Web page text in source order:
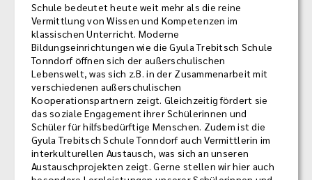
Schule bedeutet heute weit mehr als die reine
Vermittlung von Wissen und Kompetenzen im
klassischen Unterricht. Moderne
Bildungseinrichtungen wie die Gyula Trebitsch Schule
Tonndorf öffnen sich der außerschulischen
Lebenswelt, was sich z.B. in der Zusammenarbeit mit
verschiedenen außerschulischen
Kooperationspartnern zeigt. Gleichzeitig fördert sie
das soziale Engagement ihrer Schülerinnen und
Schüler für hilfsbedürftige Menschen. Zudem ist die
Gyula Trebitsch Schule Tonndorf auch Vermittlerin im
interkulturellen Austausch, was sich an unseren
Austauschprojekten zeigt. Gerne stellen wir hier auch